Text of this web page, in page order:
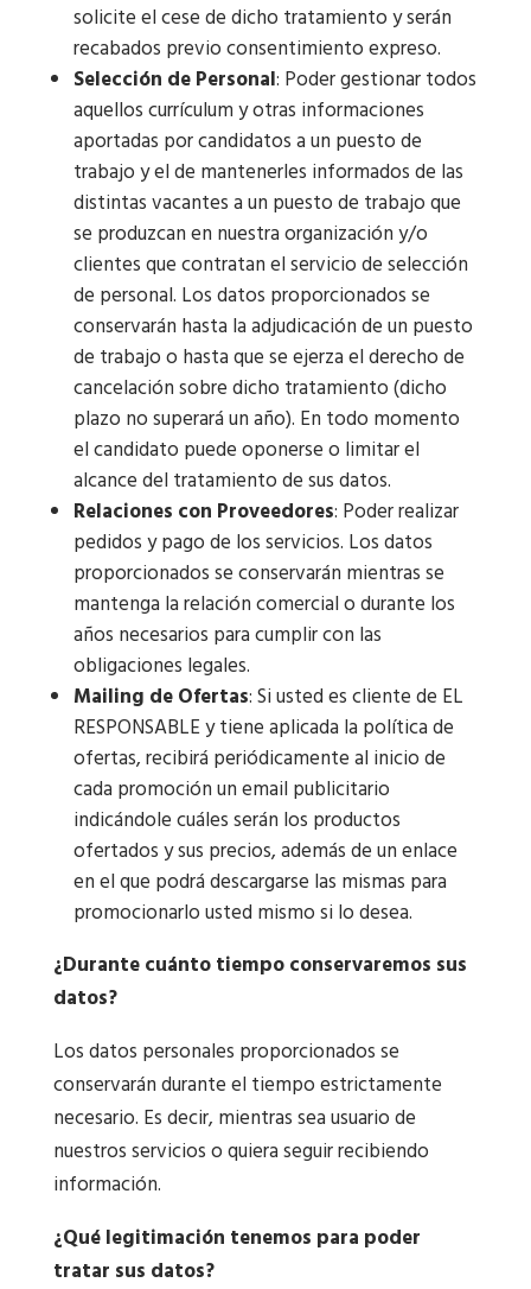
solicite el cese de dicho tratamiento y serán
recabados previo consentimiento expreso.
Selección de Personal: Poder gestionar todos
aquellos currículum y otras informaciones
aportadas por candidatos a un puesto de
trabajo y el de mantenerles informados de las
distintas vacantes a un puesto de trabajo que
se produzcan en nuestra organización y/o
clientes que contratan el servicio de selección
de personal. Los datos proporcionados se
conservarán hasta la adjudicación de un puesto
de trabajo o hasta que se ejerza el derecho de
cancelación sobre dicho tratamiento (dicho
plazo no superará un año). En todo momento
el candidato puede oponerse o limitar el
alcance del tratamiento de sus datos.
Relaciones con Proveedores: Poder realizar
pedidos y pago de los servicios. Los datos
proporcionados se conservarán mientras se
mantenga la relación comercial o durante los
años necesarios para cumplir con las
obligaciones legales.
Mailing de Ofertas: Si usted es cliente de EL
RESPONSABLE y tiene aplicada la política de
ofertas, recibirá periódicamente al inicio de
cada promoción un email publicitario
indicándole cuáles serán los productos
ofertados y sus precios, además de un enlace
en el que podrá descargarse las mismas para
promocionarlo usted mismo si lo desea.
¿Durante cuánto tiempo conservaremos sus
datos?
Los datos personales proporcionados se
conservarán durante el tiempo estrictamente
necesario. Es decir, mientras sea usuario de
nuestros servicios o quiera seguir recibiendo
información.
¿Qué legitimación tenemos para poder
tratar sus datos?